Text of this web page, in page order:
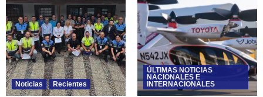
Noticias Recientes
ÚLTIMAS NOTICIAS
NACIONALES E
INTERNACIONALES